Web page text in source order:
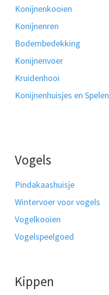
Konijnenkooien
Konijnenren
Bodembedekking
Konijnenvoer
Kruidenhooi
Konijnenhuisjes en Spelen
Vogels
Pindakaashuisje
Wintervoer voor vogels
Vogelkooien
Vogelspeelgoed
Kippen